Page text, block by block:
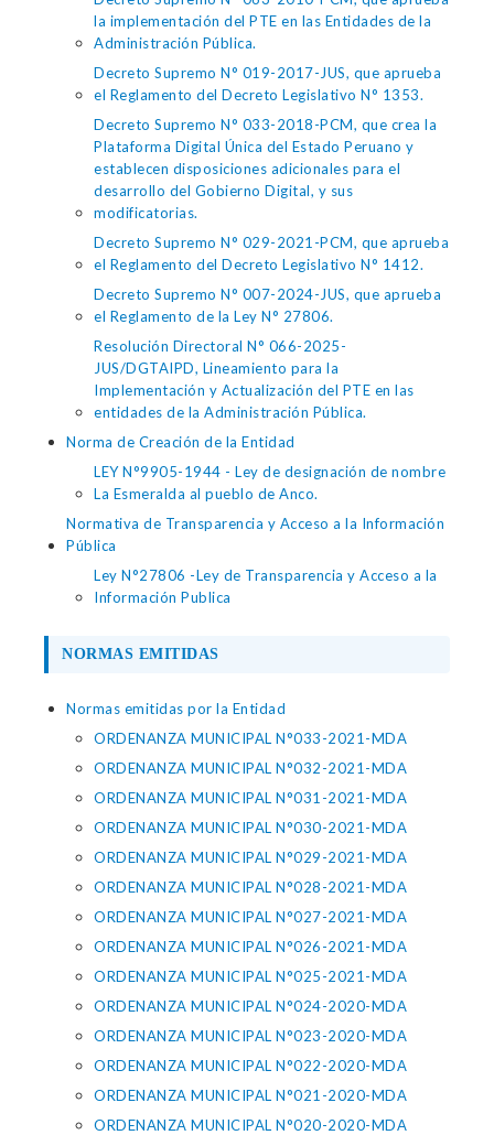
la implementación del PTE en las Entidades de la
Administración Pública.
Decreto Supremo N° 019-2017-JUS, que aprueba
el Reglamento del Decreto Legislativo N° 1353.
Decreto Supremo N° 033-2018-PCM, que crea la
Plataforma Digital Única del Estado Peruano y
establecen disposiciones adicionales para el
desarrollo del Gobierno Digital, y sus
modificatorias.
Decreto Supremo N° 029-2021-PCM, que aprueba
el Reglamento del Decreto Legislativo N° 1412.
Decreto Supremo N° 007-2024-JUS, que aprueba
el Reglamento de la Ley N° 27806.
Resolución Directoral N° 066-2025-
JUS/DGTAIPD, Lineamiento para la
Implementación y Actualización del PTE en las
entidades de la Administración Pública.
Norma de Creación de la Entidad
LEY N°9905-1944 - Ley de designación de nombre
La Esmeralda al pueblo de Anco.
Normativa de Transparencia y Acceso a la Información
Pública
Ley N°27806 -Ley de Transparencia y Acceso a la
Información Publica
NORMAS EMITIDAS
Normas emitidas por la Entidad
ORDENANZA MUNICIPAL N°033-2021-MDA
ORDENANZA MUNICIPAL N°032-2021-MDA
ORDENANZA MUNICIPAL N°031-2021-MDA
ORDENANZA MUNICIPAL N°030-2021-MDA
ORDENANZA MUNICIPAL N°029-2021-MDA
ORDENANZA MUNICIPAL N°028-2021-MDA
ORDENANZA MUNICIPAL N°027-2021-MDA
ORDENANZA MUNICIPAL N°026-2021-MDA
ORDENANZA MUNICIPAL N°025-2021-MDA
ORDENANZA MUNICIPAL N°024-2020-MDA
ORDENANZA MUNICIPAL N°023-2020-MDA
ORDENANZA MUNICIPAL N°022-2020-MDA
ORDENANZA MUNICIPAL N°021-2020-MDA
ORDENANZA MUNICIPAL N°020-2020-MDA